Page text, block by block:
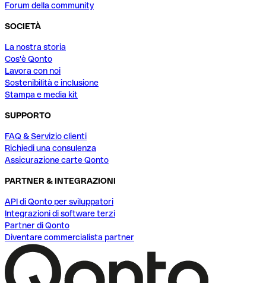
Forum della community
SOCIETÀ
La nostra storia
Cos'è Qonto
Lavora con noi
Sostenibilità e inclusione
Stampa e media kit
SUPPORTO
FAQ & Servizio clienti
Richiedi una consulenza
Assicurazione carte Qonto
PARTNER & INTEGRAZIONI
API di Qonto per sviluppatori
Integrazioni di software terzi
Partner di Qonto
Diventare commercialista partner